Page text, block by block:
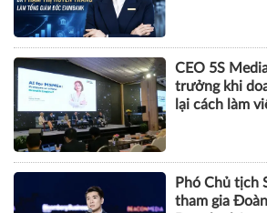
CEO 5S
trưởng khi
lại cách làm
Phó Chủ tịch
tham gia